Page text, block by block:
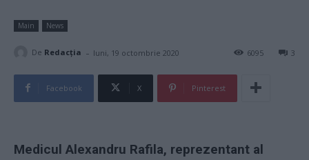
Main News
De Redacţia - luni, 19 octombrie 2020 3
6095
Facebook X Pinterest
Medicul Alexandru Rafila, reprezentant al